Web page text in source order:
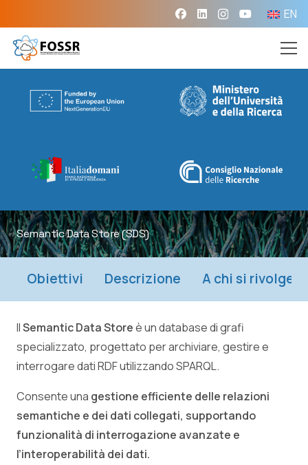
EN
Semantic Data Store (SDS)
Obiettivi Descrizione A chi si rivolge
IlSemantic Data Storeè un database di grafi
specializzato, progettato per archiviare, gestire e
interrogare dati RDF utilizzando SPARQL.
Consente una gestione efficiente delle relazioni
semantiche e dei dati collegati, supportando
funzionalità di interrogazione avanzate e
l’interoperabilità dei dati.